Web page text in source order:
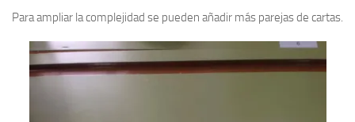
Para ampliar la complejidad se pueden añadir más parejas de cartas.